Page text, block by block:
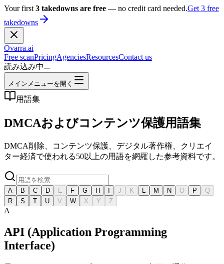
Your first 3 takedowns are free — no credit card needed.Get 3 free
takedowns
Ovarra.ai
Free scanPricingAgenciesResourcesContact us
読み込み中...
メインメニューを開く
用語集
DMCAおよびコンテンツ保護用語集
DMCA削除、コンテンツ保護、デジタル著作権、クリエイ
ター経済で使われる50以上の用語を網羅した参考資料です。
A B C D E F G H J K M N O P
Q
R
S T U V W X Y Z
A
API (Application Programming
Interface)